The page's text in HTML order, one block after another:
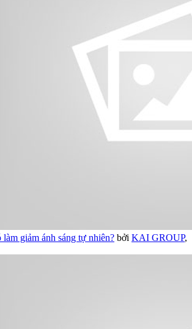
giảm ánh sáng tự nhiên? bởi KAI GROUP,